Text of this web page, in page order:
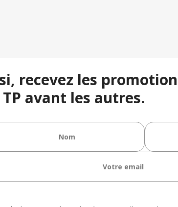
recevez les
avant les autres.